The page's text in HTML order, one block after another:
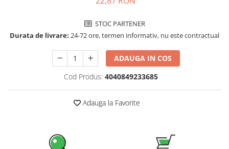
Pachete complete stocare energie
Sisteme fotovoltaice complete
Sisteme fotovoltaice de putere
vacanta)
Sisteme fotovoltaice profesionale
STOC PARTENER
Durata de livrare: 24-72 ore, termen informativ, nu este contractual
ADAUGA IN COS
Cod Produs: 4040849233685
Adauga la Favorite